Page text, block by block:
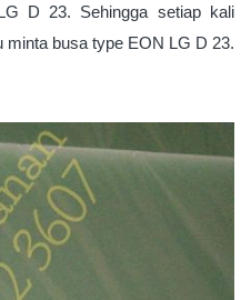
D 23. Sehingga setiap kali
busa type EON LG D 23.